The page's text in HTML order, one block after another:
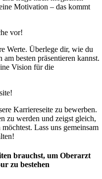
Motivation – das kommt
vor!
Werte. Überlege dir, wie du
besten präsentieren kannst.
Vision für die
Karriereseite zu bewerben.
zu werden und zeigst gleich,
Lass uns gemeinsam
brauchst, um Oberarzt
zu bestehen